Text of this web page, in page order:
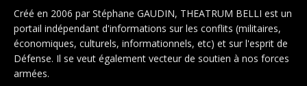
Créé en 2006 par Stéphane GAUDIN, THEATRUM BELLI est un
portail indépendant d'informations sur les conflits (militaires,
économiques, culturels, informationnels, etc) et sur l'esprit de
Défense. Il se veut également vecteur de soutien à nos forces
armées.